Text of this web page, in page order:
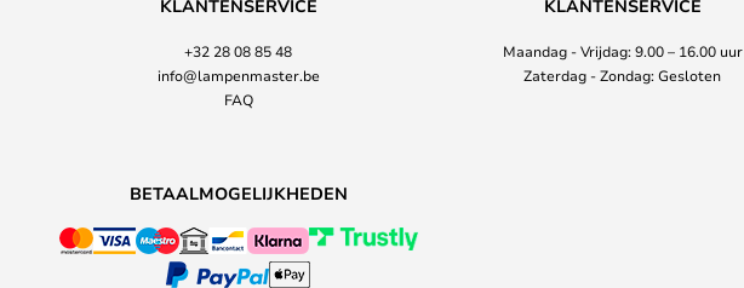
KLANTENSERVICE
+32 28 08 85 48
info@lampenmaster.be
FAQ
KLANTENSERVICE
Maandag - Vrijdag: 9.00 – 16.00 uur
Zaterdag - Zondag: Gesloten
BETAALMOGELIJKHEDEN